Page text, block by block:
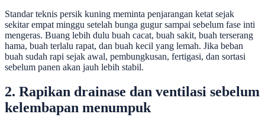
Standar teknis persik kuning meminta penjarangan ketat sejak
sekitar empat minggu setelah bunga gugur sampai sebelum fase inti
mengeras. Buang lebih dulu buah cacat, buah sakit, buah terserang
hama, buah terlalu rapat, dan buah kecil yang lemah. Jika beban
buah sudah rapi sejak awal, pembungkusan, fertigasi, dan sortasi
sebelum panen akan jauh lebih stabil.
2. Rapikan drainase dan ventilasi sebelum
kelembapan menumpuk